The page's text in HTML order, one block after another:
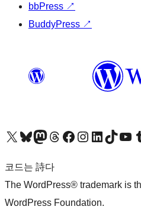
bbPress ↗
BuddyPress ↗
X(이전 트위터) 계정 방문하기블루스카이 계정 방문하기마스토돈 계정 방문하기스레드 계정 방문하기 페이스북 페이지 방문하기인스타그램 계정 방문하기 LinkedIn 계정 방문하기틱톡 계정 방문하기유튜브 채널 방문하기 텀블러
코드는 詩다
The WordPress® trademark is
WordPress Foundation.